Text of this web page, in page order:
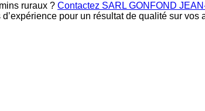
ruraux ? Contactez SARL GONFOND
pour un résultat de qualité sur vos